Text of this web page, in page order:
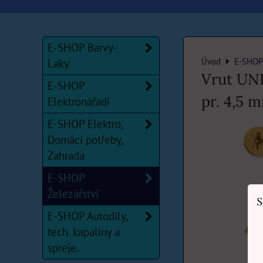
Úvod E-
Vrut
pr. 4,5
E-SHOP Barvy-
Laky
E-SHOP
Elektronářadí
E-SHOP Elektro,
Domácí potřeby,
Zahrada
E-SHOP
Železářství
E-SHOP Autodíly,
tech. kapaliny a
spreje.